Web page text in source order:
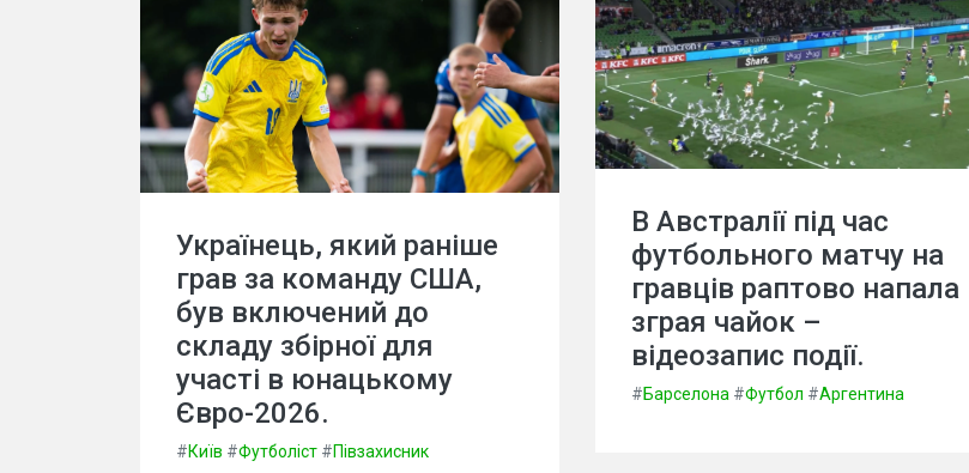
Українець, який раніше
грав за команду США,
був включений до
складу збірної для
участі в юнацькому
Євро-2026.
#Київ #Футболіст #Півзахисник
В Австралії під час
футбольного матчу на
гравців раптово напала
зграя чайок –
відеозапис події.
#Барселона #Футбол #Аргентина